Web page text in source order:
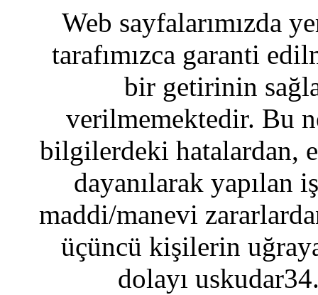
Web sayfalarımızda
tarafımızca garanti
bir getirinin
verilmemektedir. Bu
bilgilerdeki hatalardan,
dayanılarak yapılan
maddi/manevi
üçüncü kişilerin
dolayı